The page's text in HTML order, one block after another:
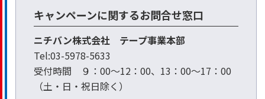
キャンペーンに関するお問合せ窓口
ニチバン株式会社 テープ事業本部
Tel:03-5978-5633
受付時間 ９：00～12：00、13：00～17：00
（土・日・祝日除く）